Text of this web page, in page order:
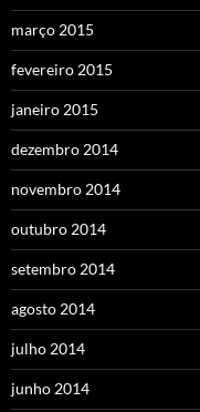
março 2015
fevereiro 2015
janeiro 2015
dezembro 2014
novembro 2014
outubro 2014
setembro 2014
agosto 2014
julho 2014
junho 2014